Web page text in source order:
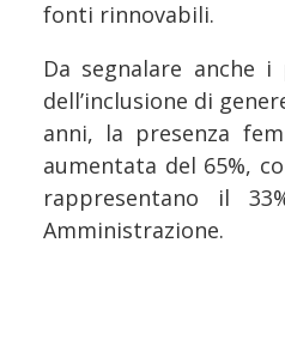
fonti rinnovabili.
Da segnalare anche
dell’inclusione di
anni, la presenza
aumentata del 65%,
rappresentano il
Amministrazione.